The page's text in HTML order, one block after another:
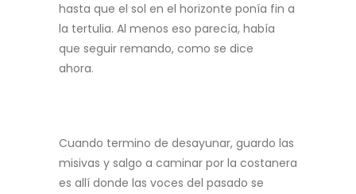
hasta que el sol en el horizonte ponía fin a
la tertulia. Al menos eso parecía, había
que seguir remando, como se dice
ahora.
Cuando termino de desayunar, guardo las
misivas y salgo a caminar por la costanera
es allí donde las voces del pasado se